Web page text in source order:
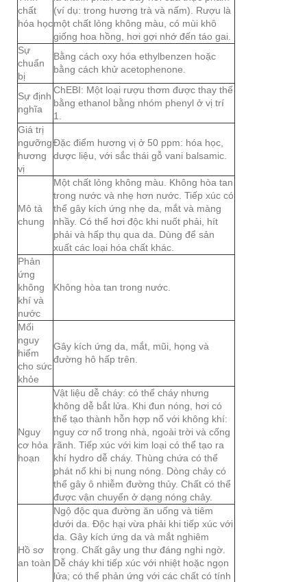
chất
hóa học
(ví dụ: trong hương trà và nấm). Rượu là
một chất lỏng không màu, có mùi khô
giống hoa hồng, hơi gợi nhớ đến táo gai.
Sự
chuẩn
bị
Bằng cách oxy hóa ethylbenzen hoặc
bằng cách khử acetophenone.
Sự định
nghĩa
ChEBI: Một loại rượu thơm được thay thế
bằng ethanol bằng nhóm phenyl ở vị trí
1.
Giá trị
ngưỡng
hương
vị
Đặc điểm hương vị ở 50 ppm: hóa học,
dược liệu, với sắc thái gỗ vani balsamic.
Mô tả
chung
Một chất lỏng không màu. Không hòa tan
trong nước và nhẹ hơn nước. Tiếp xúc có
thể gây kích ứng nhẹ da, mắt và màng
nhầy. Có thể hơi độc khi nuốt phải, hít
phải và hấp thụ qua da. Dùng để sản
xuất các loại hóa chất khác.
Phản
ứng
không
khí và
nước
Không hòa tan trong nước.
Mối
nguy
hiểm
cho sức
khỏe
Gây kích ứng da, mắt, mũi, họng và
đường hô hấp trên.
Nguy
cơ hỏa
hoạn
Vật liệu dễ cháy: có thể cháy nhưng
không dễ bắt lửa. Khi đun nóng, hơi có
thể tạo thành hỗn hợp nổ với không khí:
nguy cơ nổ trong nhà, ngoài trời và cống
rãnh. Tiếp xúc với kim loại có thể tạo ra
khí hydro dễ cháy. Thùng chứa có thể
phát nổ khi bị nung nóng. Dòng chảy có
thể gây ô nhiễm đường thủy. Chất có thể
được vận chuyển ở dạng nóng chảy.
Hồ sơ
an toàn
Ngộ độc qua đường ăn uống và tiêm
dưới da. Độc hại vừa phải khi tiếp xúc với
da. Gây kích ứng da và mắt nghiêm
trọng. Chất gây ung thư đáng nghi ngờ.
Dễ cháy khi tiếp xúc với nhiệt hoặc ngọn
lửa; có thể phản ứng với các chất có tính